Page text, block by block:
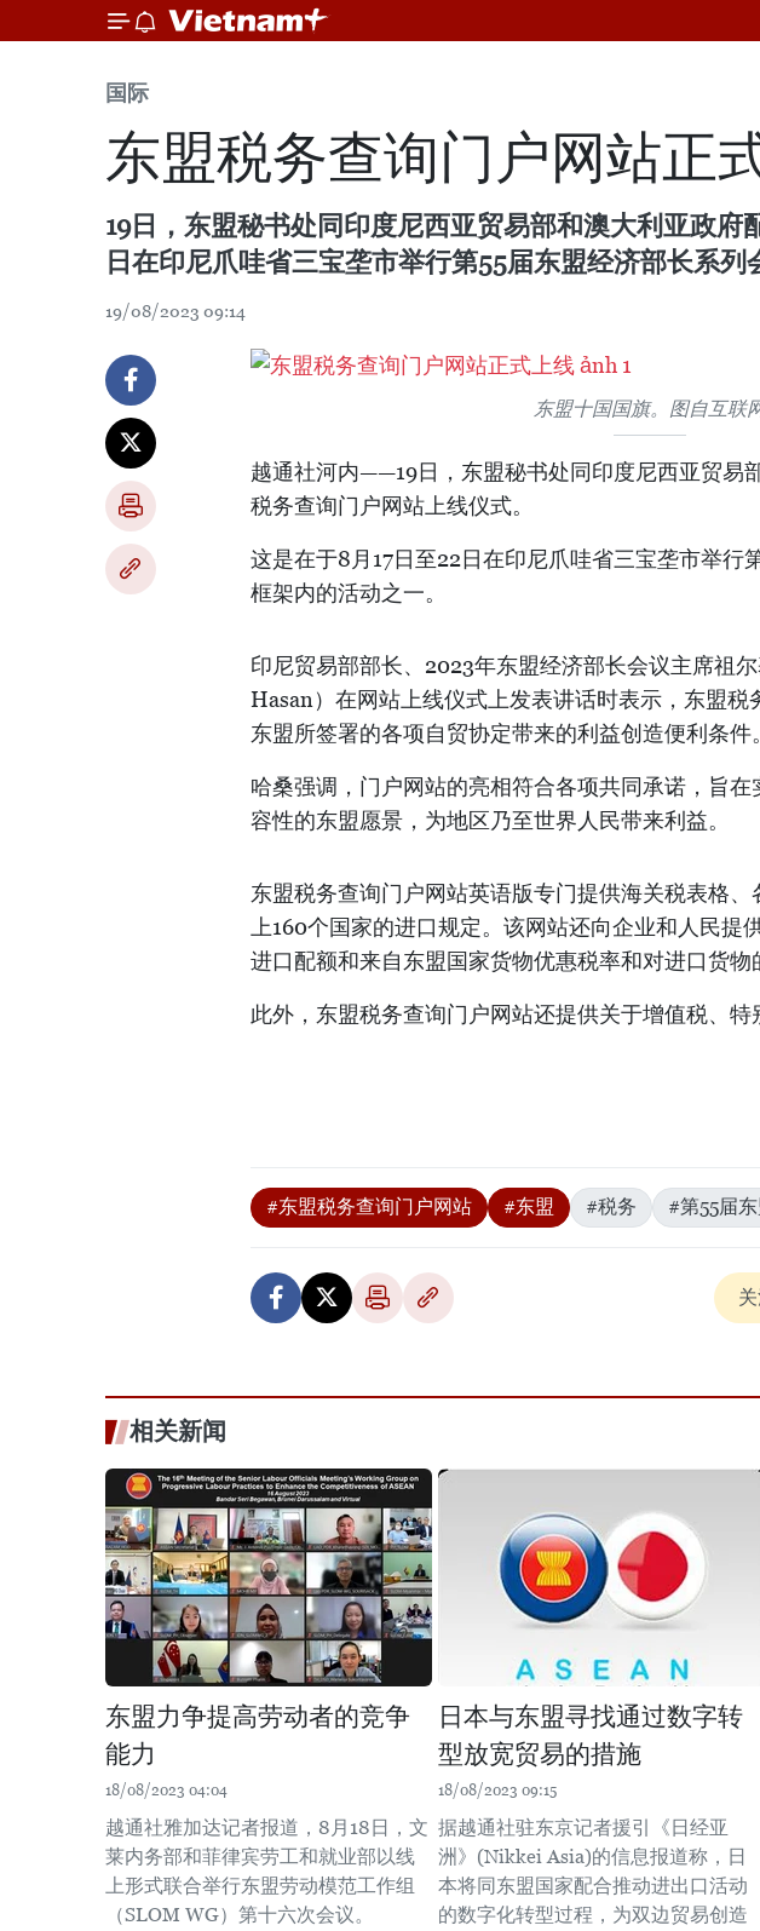
国际
东盟税务查询门户网站正
19日，东盟秘书处同印度尼西亚贸易部和澳大利亚政
日在印尼爪哇省三宝垄市举行第55届东盟经济部长系列
19/08/2023 09:14
东盟十国国旗。图自互联
越通社河内——19日，东盟秘书处同印度尼西亚贸易
税务查询门户网站上线仪式。
这是在于8月17日至22日在印尼爪哇省三宝垄市举行
框架内的活动之一。
印尼贸易部部长、2023年东盟经济部长会议主席祖
Hasan）在网站上线仪式上发表讲话时表示，东盟
东盟所签署的各项自贸协定带来的利益创造便利条件。
哈桑强调，门户网站的亮相符合各项共同承诺，旨
容性的东盟愿景，为地区乃至世界人民带来利益。
东盟税务查询门户网站英语版专门提供海关税表格
上160个国家的进口规定。该网站还向企业和人民提
进口配额和来自东盟国家货物优惠税率和对进口货物
此外，东盟税务查询门户网站还提供关于增值税、特
#东盟税务查询门户网站 #东盟 #税务 #第55届
相关新闻
东盟力争提高劳动者的竞争
能力
18/08/2023 04:04
越通社雅加达记者报道，8月18日，文
莱内务部和菲律宾劳工和就业部以线
上形式联合举行东盟劳动模范工作组
（SLOM WG）第十六次会议。
日本与东盟寻找通过数字转
型放宽贸易的措施
18/08/2023 09:15
据越通社驻东京记者援引《日经亚
洲》(Nikkei Asia)的信息报道称，日
本将同东盟国家配合推动进出口活动
的数字化转型过程，为双边贸易创造